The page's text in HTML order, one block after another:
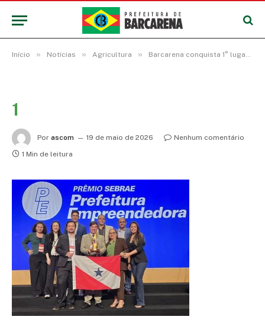
Início » Notícias » Agricultura » Barcarena conquista 1° lugar no prêmio Sebrae Prefeitura Empreendedora 2026 por projeto de sistema alimentar rural
1
Por ascom 19 de maio de 2026
Nenhum comentário
1 Min de leitura